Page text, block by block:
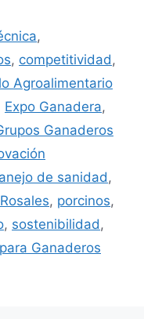
,
, competitividad ,
Agroalimentario
Expo Ganadera,
Ganaderos
de sanidad ,
, porcinos,
, sostenibilidad ,
Ganaderos